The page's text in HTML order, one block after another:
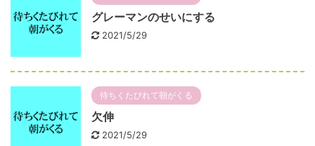
グレーマンのせいにする
2021/5/29
待ちくたびれて朝がくる
欠伸
2021/5/29